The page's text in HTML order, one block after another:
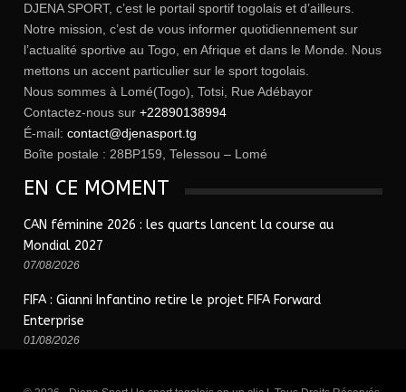
DJENA SPORT, c’est le portail sportif togolais et d’ailleurs.
Notre mission, c’est de vous informer quotidiennement sur
l’actualité sportive au Togo, en Afrique et dans le Monde. Nous
mettons un accent particulier sur le sport togolais.
Nous sommes à Lomé(Togo), Totsi, Rue Adébayor
Contactez-nous sur +22890138994
É-mail: contact@djenasport.tg
Boîte postale : 28BP159, Telessou – Lomé
EN CE MOMENT
CAN féminine 2026 : les quarts lancent la course au
Mondial 2027
07/08/2026
FIFA : Gianni Infantino retire le projet FIFA Forward
Enterprise
01/08/2026